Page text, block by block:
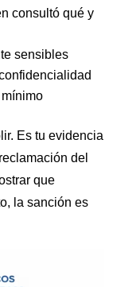
consultó qué y
sensibles
Es tu evidencia
del
que
la sanción es